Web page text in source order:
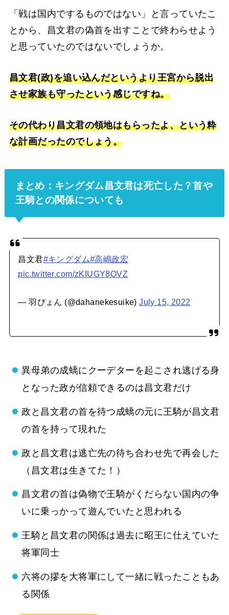
「戦は国内でするものではない」と言っていたこ
とから、昌文君の偽首を出すことで終わらせよう
と思っていたのではないでしょうか。
昌文君(政)を追い込んだというより王宮から脱出
させ家族も守ったという感じですね。
その代わり昌文君の領地はもらったよ、という粋
な計画だったのでしょう。
まとめ：キングダム昌文君は死亡した？首や
王騎との関係についても
昌文君#キングダム#高嶋政宏
pic.twitter.com/zKIUGY8OVZ
— 羽ぴょん (@dahanekesuike)July 15, 2022
異母弟の成蟜にクーデターを起こされ逃げる身
となった政が信頼できるのは昌文君だけ
政と昌文君の首を待つ成蟜の元に王騎が昌文君
の首を持って現れた
政と昌文君は逃亡先の待ち合わせ先で再会した
（昌文君は生きてた！）
昌文君の首は偽物で王騎がくだらない国内の争
いに乗っかって遊んでいたと思われる
王騎と昌文君の関係は過去に昭王に仕えていた
将軍同士
六将の摎を大将軍にして一緒に戦ったこともあ
る関係